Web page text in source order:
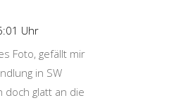
Uhr
Foto, gefällt mir
in SW
doch glatt an die